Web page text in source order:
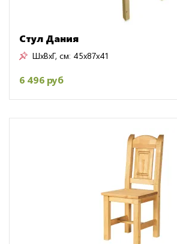
Стул Дания
ШxВxГ, см: 45x87x41
6 496 руб